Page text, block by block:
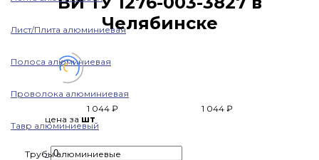
Лист/Плита алюминиевая
Полоса алюминиевая
Проволока алюминиевая
Тавр алюминиевый
Трубы алюминиевые
Челябинске
1 044 ₽
1 044 ₽
цена за шт
-